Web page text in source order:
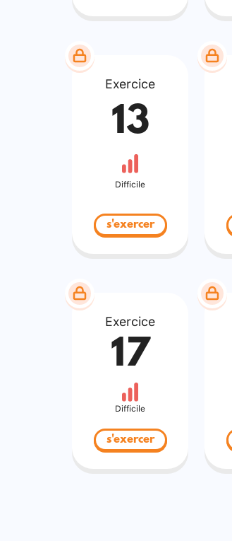
Exercice
13
Difficile
s'exercer
Exercice
17
Difficile
s'exercer